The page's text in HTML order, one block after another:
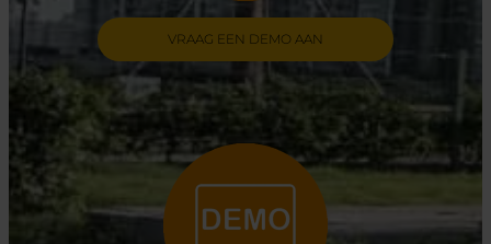
VRAAG EEN DEMO AAN